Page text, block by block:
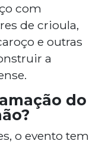
com
de crioula,
e outras
a
do
o evento tem